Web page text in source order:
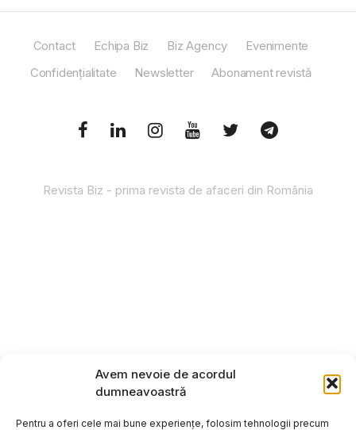
Avem nevoie de acordul
dumneavoastră
Pentru a oferi cele mai bune experiențe, folosim tehnologii precum
Contact Echipa Biz Biz Agency
Evenimente
Confidențialitate
Newsletter Abonament revistă
Revista Biz - prima revista de afaceri din România